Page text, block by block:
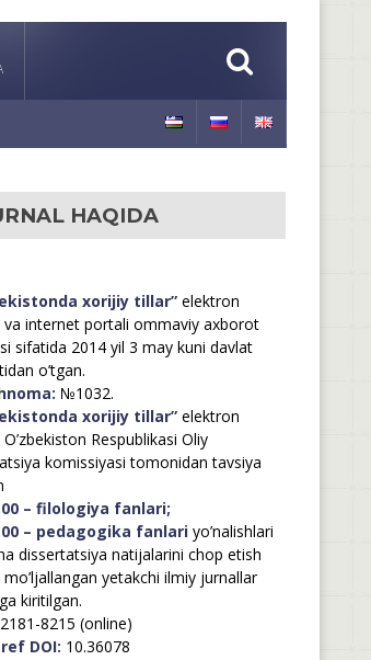
HAQIDA
xorijiy tillar”elektron
va internet portali ommaviy axborot
sifatida 2014 yil 3 may kuni davlat
o’tgan.
№1032.
xorijiy tillar”elektron
Respublikasi Oliy
komissiyasi tomonidan tavsiya
– filologiya fanlari;
– pedagogika fanlariyo’nalishlari
dissertatsiya natijalarini chop etish
yetakchi ilmiy jurnallar
kiritilgan.
2181-8215 (online)
DOI: 10.36078